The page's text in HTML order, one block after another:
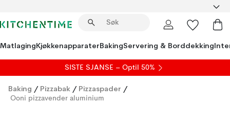
MatlagingKjøkkenapparaterBakingServering & Borddekking
SISTE SJANSE – Optil 50%
Baking / Pizzabak / Pizzaspader /
Ooni pizzavender aluminium